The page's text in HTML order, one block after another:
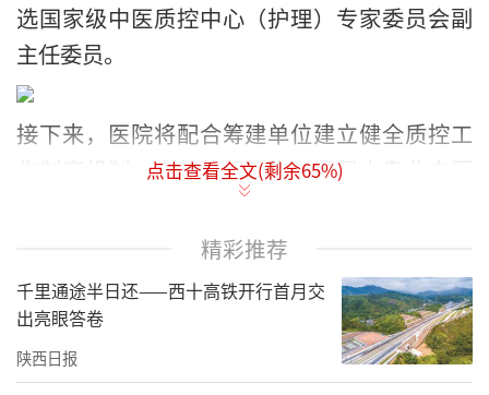
选国家级中医质控中心（护理）专家委员会副
主任委员。
接下来，医院将配合筹建单位建立健全质控工
作制度机制、完善组织架构、开展本专业中医
质控基线调研、研究制定中医护理质控指标体
系、加强中医质控人才队伍建设、规范数据采
集使用、开展中医护理质控工作，形成覆盖全
国、专业引领、分级联动的中医医疗质量控制
网络。
点击查看全文(剩余65%)
精彩推荐
千里通途半日还——西十高铁开行首月交
出亮眼答卷
陕西日报